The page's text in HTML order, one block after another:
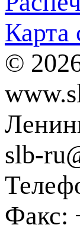
Карта
©
slb-
Факс: